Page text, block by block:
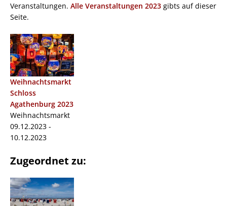
Veranstaltungen. Alle Veranstaltungen 2023 gibts auf dieser
Seite.
Weihnachtsmarkt
Schloss
Agathenburg 2023
Weihnachtsmarkt
09.12.2023 -
10.12.2023
Zugeordnet zu: